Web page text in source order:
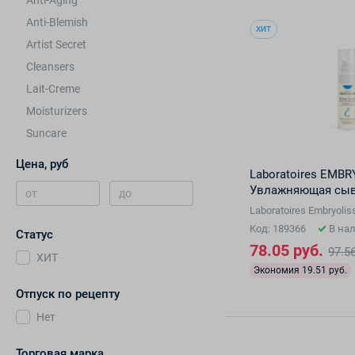
Anti-Blemish
Artist Secret
Cleansers
Lait-Creme
Moisturizers
Suncare
Цена, руб
от до
Статус
ХИТ
Отпуск по рецепту
Нет
ХИТ
Laboratoires
Увлажняющая
Laboratoires
Код: 189366
В
78.05 руб.
Экономия 19.51 руб.